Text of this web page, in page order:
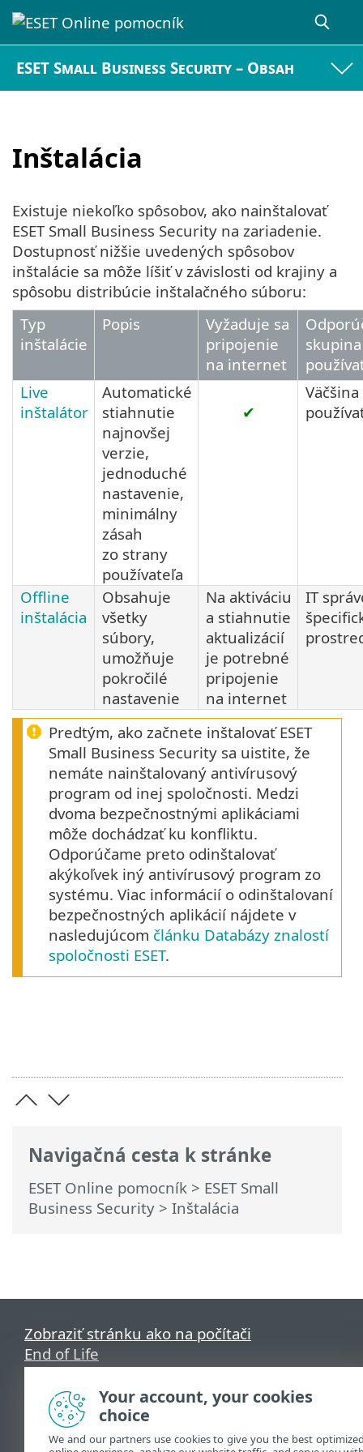
ESET Small Business Security – Obsah
Inštalácia
Navigačná cesta k stránke
ESET Online pomocník > ESET Small
Business Security > Inštalácia
Existuje niekoľko spôsobov, ako nainštalovať
ESET Small Business Security na zariadenie.
Dostupnosť nižšie uvedených spôsobov
inštalácie sa môže líšiť v závislosti od krajiny a
spôsobu distribúcie inštalačného súboru:
Typ
inštalácie
Popis
Vyžaduje sa
pripojenie
na internet
skupina
Live
inštalátor
Automatické
stiahnutie
najnovšej
verzie,
jednoduché
nastavenie,
minimálny
zásah
zo strany
používateľa
✔
Väčšina
Offline
inštalácia
Obsahuje
všetky
súbory,
umožňuje
pokročilé
nastavenie
Na aktiváciu
a stiahnutie
aktualizácií
je potrebné
pripojenie
na internet
IT
Predtým, ako začnete inštalovať ESET
Small Business Security sa uistite, že
nemáte nainštalovaný antivírusový
program od inej spoločnosti. Medzi
dvoma bezpečnostnými aplikáciami
môže dochádzať ku konfliktu.
Odporúčame preto odinštalovať
akýkoľvek iný antivírusový program zo
systému. Viac informácií o odinštalovaní
bezpečnostných aplikácií nájdete v
nasledujúcom článku Databázy znalostí
spoločnosti ESET.
Zobraziť stránku ako na počítači
End of Life
Databáza znalostí ESET
ESET Fórum
ESET Status Portal
Technická podpora
Your account, your cookies
choice
We and our partners use cookies to give you the best